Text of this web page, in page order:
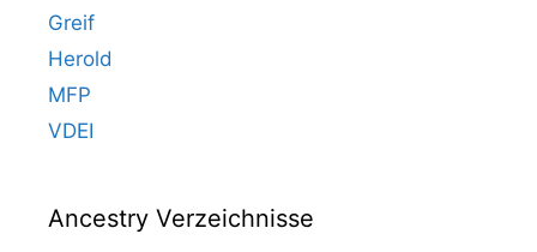
Greif
Herold
MFP
VDEI
Ancestry Verzeichnisse